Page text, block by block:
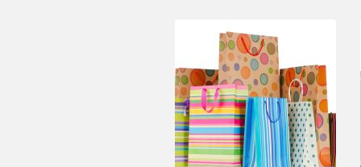
TITULO